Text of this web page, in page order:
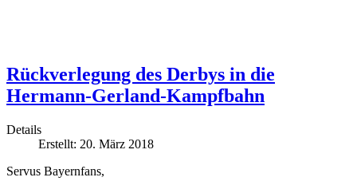
Rückverlegung des Derbys in die
Hermann-Gerland-Kampfbahn
Details
Erstellt: 20. März 2018
Servus Bayernfans,